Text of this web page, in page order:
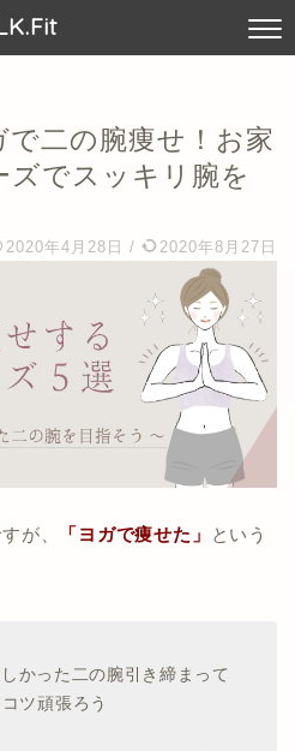
で二の腕痩せ！お家
ズでスッキリ腕を
2020年4月28日 / 2020年8月27日
が、 「ヨガで痩せた」
という
かった二の腕引き締まって
ツ頑張ろう